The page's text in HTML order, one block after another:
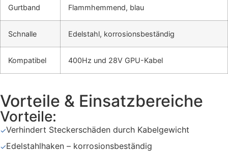
Gurtband Flammhemmend, blau
Schnalle Edelstahl, korrosionsbeständig
Kompatibel 400Hz und 28V GPU-Kabel
Vorteile & Einsatzbereiche
Vorteile:
✓Verhindert Steckerschäden durch Kabelgewicht
✓Edelstahlhaken – korrosionsbeständig